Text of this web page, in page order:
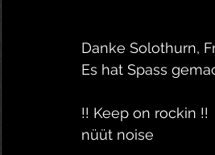
Danke Solothurn,
Es hat Spass
!! Keep on rockin !!
nüüt noise